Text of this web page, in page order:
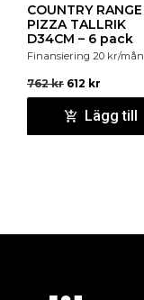
COUNTRY RANGE
PIZZA TALLRIK
D34CM – 6 pack
Finansiering 20 kr/mån
762kr 612 kr
Lägg till